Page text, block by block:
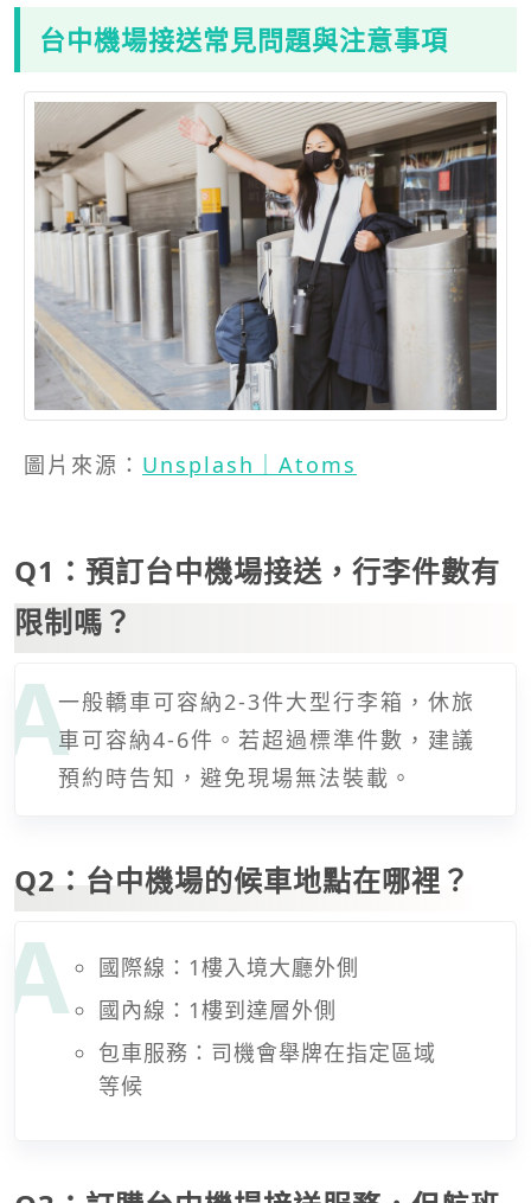
台中機場接送常見問題與注意事項
圖片來源： Unsplash｜Atoms
Q1：預訂台中機場接送，行李件數有
限制嗎？
一般轎車可容納2-3件大型行李箱，休旅
車可容納4-6件。若超過標準件數，建議
預約時告知，避免現場無法裝載。
Q2：台中機場的候車地點在哪裡？
國際線：1樓入境大廳外側
國內線：1樓到達層外側
包車服務：司機會舉牌在指定區域
等候